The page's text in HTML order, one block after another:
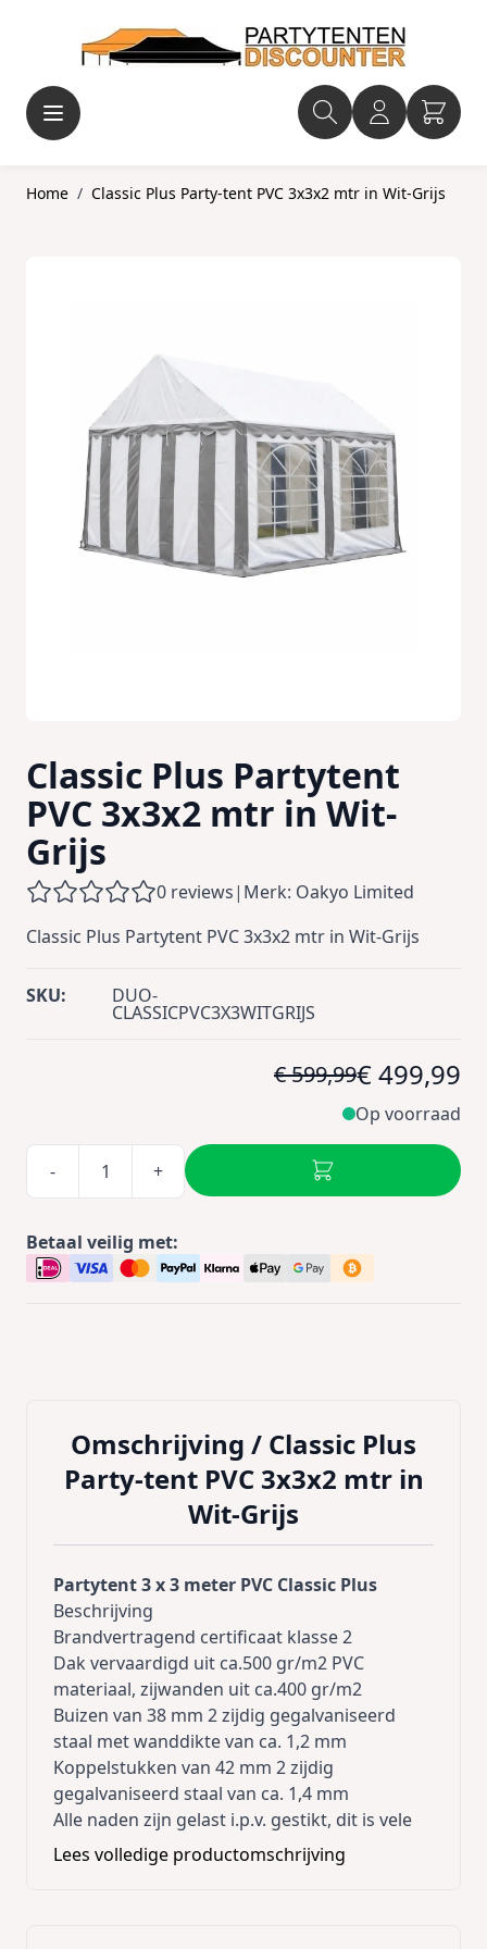
Home / Classic Plus Party-tent PVC 3x3x2 mtr in Wit-Grijs
Classic Plus Partytent
PVC 3x3x2 mtr in Wit-
Grijs
0 reviews| Merk: Oakyo Limited
Classic Plus Partytent PVC 3x3x2 mtr in Wit-Grijs
SKU: DUO-
CLASSICPVC3X3WITGRIJS
€ 599,99€ 499,99
Op voorraad
- +
Betaal veilig met:
Omschrijving / Classic Plus
Party-tent PVC 3x3x2 mtr in
Wit-Grijs
Partytent 3 x 3 meter PVC Classic Plus
Beschrijving
Brandvertragend certificaat klasse 2
Dak vervaardigd uit ca.500 gr/m2 PVC
materiaal, zijwanden uit ca.400 gr/m2
Buizen van 38 mm 2 zijdig gegalvaniseerd
staal met wanddikte van ca. 1,2 mm
Koppelstukken van 42 mm 2 zijdig
gegalvaniseerd staal van ca. 1,4 mm
Alle naden zijn gelast i.p.v. gestikt, dit is vele
malen sterker
Bij het inhangen van de zijwanden is de tent
Lees volledige productomschrijving